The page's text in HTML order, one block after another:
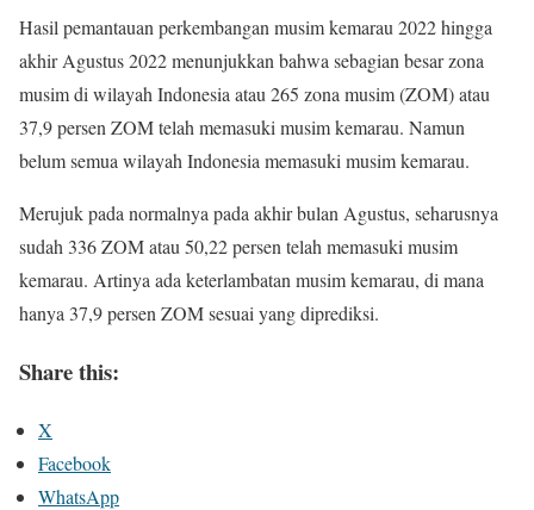
Hasil pemantauan perkembangan musim kemarau 2022 hingga
akhir Agustus 2022 menunjukkan bahwa sebagian besar zona
musim di wilayah Indonesia atau 265 zona musim (ZOM) atau
37,9 persen ZOM telah memasuki musim kemarau. Namun
belum semua wilayah Indonesia memasuki musim kemarau.
Merujuk pada normalnya pada akhir bulan Agustus, seharusnya
sudah 336 ZOM atau 50,22 persen telah memasuki musim
kemarau. Artinya ada keterlambatan musim kemarau, di mana
hanya 37,9 persen ZOM sesuai yang diprediksi.
Share this:
X
Facebook
WhatsApp